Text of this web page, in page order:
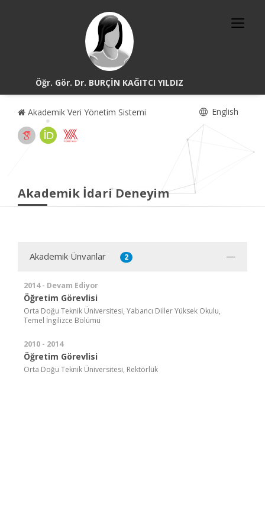
Öğr. Gör. Dr. BURÇİN KAĞITCI YILDIZ
Akademik Veri Yönetim Sistemi English
Akademik İdari Deneyim
Akademik Ünvanlar 2
2014 - Devam Ediyor
Öğretim Görevlisi
Orta Doğu Teknik Üniversitesi, Yabancı Diller Yüksek Okulu,
Temel İngilizce Bölümü
2010 - 2014
Öğretim Görevlisi
Orta Doğu Teknik Üniversitesi, Rektörlük